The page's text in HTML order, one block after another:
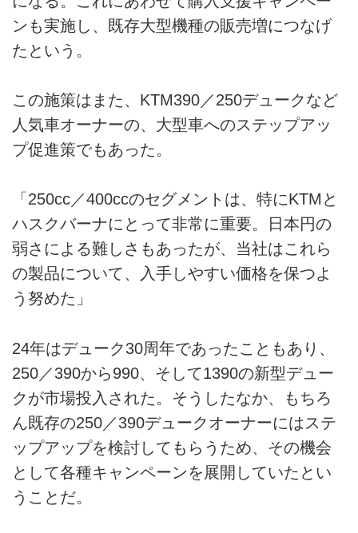
ンも実施し、既存大型機種の販売増につなげ
たという。
この施策はまた、KTM390／250デュークなど
人気車オーナーの、大型車へのステップアッ
プ促進策でもあった。
「250cc／400ccのセグメントは、特にKTMと
ハスクバーナにとって非常に重要。日本円の
弱さによる難しさもあったが、当社はこれら
の製品について、入手しやすい価格を保つよ
う努めた」
24年はデューク30周年であったこともあり、
250／390から990、そして1390の新型デュー
クが市場投入された。そうしたなか、もちろ
ん既存の250／390デュークオーナーにはステ
ップアップを検討してもらうため、その機会
として各種キャンペーンを展開していたとい
うことだ。